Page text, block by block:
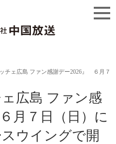
ッチェ広島 ファン感謝デー2026』 ６月７
広島 ファン感
月７日（日）に
ウイングで開